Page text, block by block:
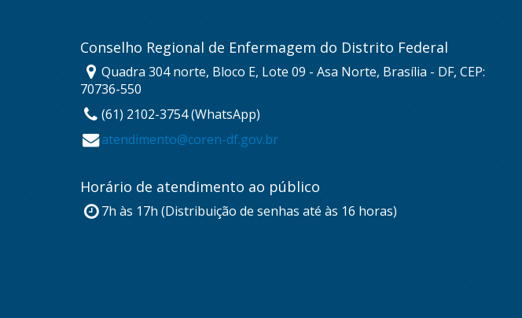
Conselho Regional de Enfermagem do Distrito Federal
Quadra 304 norte, Bloco E, Lote 09 - Asa Norte, Brasília - DF, CEP:
70736-550
(61) 2102-3754 (WhatsApp)
atendimento@coren-df.gov.br
Horário de atendimento ao público
7h às 17h (Distribuição de senhas até às 16 horas)